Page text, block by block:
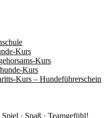
Kurs
Kurs
Kurs
Kurs – Hundeführerschein
· Spaß · Teamgefühl!